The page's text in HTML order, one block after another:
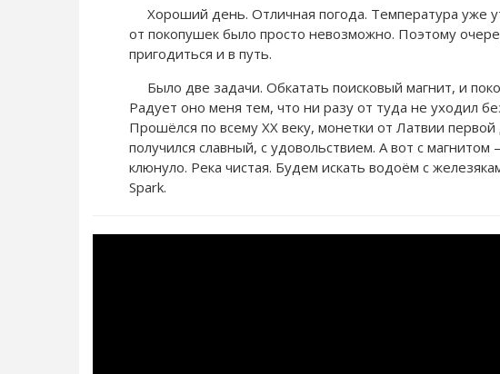
Хороший день. Отличная погода. Температура уже
от покопушек было просто невозможно. Поэтому
пригодиться и в путь.
Было две задачи. Обкатать поисковый магнит, и
Радует оно меня тем, что ни разу от туда не уходил
Прошёлся по всему XX веку, монетки от Латвии
получился славный, с удовольствием. А вот с
клюнуло. Река чистая. Будем искать водоём с
Spark.